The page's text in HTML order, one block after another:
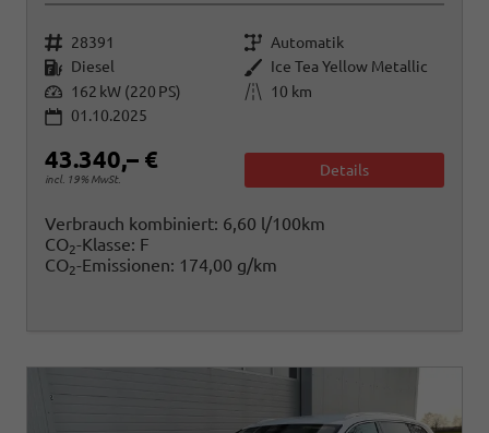
Fahrzeugnr. 28391 Getriebe Automatik
Kraftstoff Diesel Außenfarbe Ice Tea Yellow Metallic
Leistung 162 kW (220 PS) Kilometerstand
10 km
01.10.2025
43.340,– €
incl. 19% MwSt.
Details
Verbrauch kombiniert: 6,60 l/100km
CO2-Klasse: F
CO2-Emissionen: 174,00 g/km